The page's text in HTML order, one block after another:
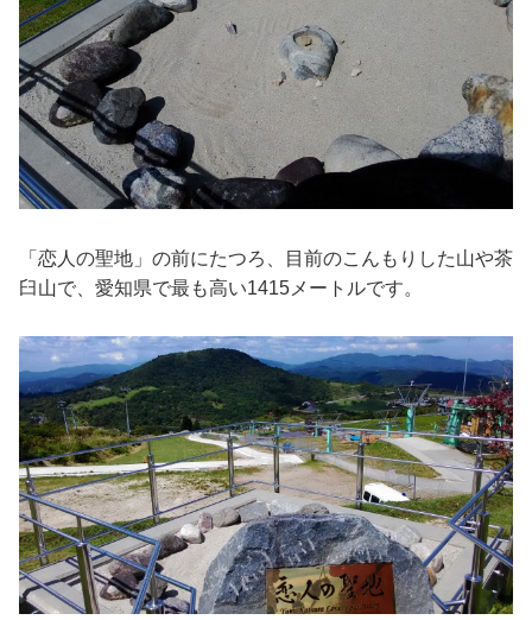
「恋人の聖地」の前にたつろ、目前のこんもりした山や茶
臼山で、愛知県で最も高い1415メートルです。